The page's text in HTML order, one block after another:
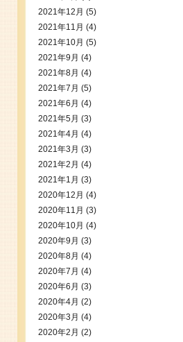
2021年12月 (5)
2021年11月 (4)
2021年10月 (5)
2021年9月 (4)
2021年8月 (4)
2021年7月 (5)
2021年6月 (4)
2021年5月 (3)
2021年4月 (4)
2021年3月 (3)
2021年2月 (4)
2021年1月 (3)
2020年12月 (4)
2020年11月 (3)
2020年10月 (4)
2020年9月 (3)
2020年8月 (4)
2020年7月 (4)
2020年6月 (3)
2020年4月 (2)
2020年3月 (4)
2020年2月 (2)